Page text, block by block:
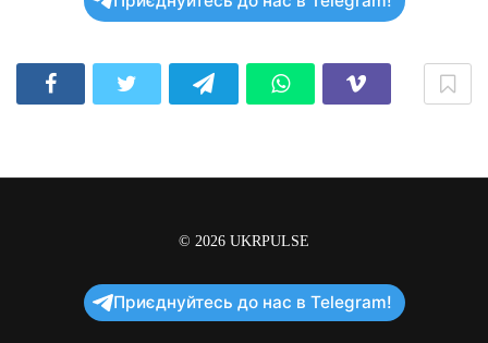
© 2026 UKRPULSE
Приєднуйтесь до нас в Telegram!